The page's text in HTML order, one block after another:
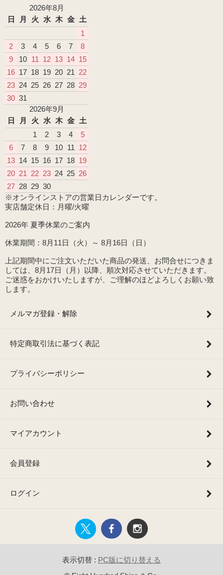
2026年8月
日
月 火 水 木 金
土
1
2
3 4 5 6 7
8
9
10 11 12 13 14 15
16 17 18 19 20 21 22
23 24 25 26 27 28 29
30 31
2026年9月
日
月 火 水 木 金
土
1
2 3 4
5
6
7 8 9 10 11 12
13 14 15 16 17 18 19
20 21 22 23 24 25 26
27 28 29 30
※オンラインストアの営業日カレンダーです。
実店舗定休日：月曜/火曜
2026年 夏季休業のご案内
休業期間：8月11日（火）～ 8月16日（日）
上記期間中にご注文いただいた商品の発送、お問合せにつきま
しては、8月17日（月）以降、順次対応させていただきます。
ご迷惑をおかけいたしますが、ご理解のほどよろしくお願い致
します。
メルマガ登録・解除
特定商取引法に基づく表記
プライバシーポリシー
お問い合わせ
マイアカウント
会員登録
ログイン
表示切替 : PC版に切り替える